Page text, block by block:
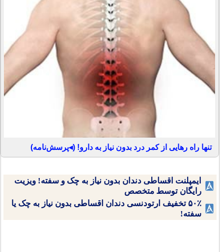
تنها راه رهایی از کمر درد بدون نیاز به دارو! (◂پرسش‌نامه)
ایمپلنت اقساطی دندان بدون نیاز به چک و سفته! ویزیت
رایگان توسط متخصص
۵۰٪ تخفیف ارتودنسی دندان اقساطی بدون نیاز به چک یا
سفته!